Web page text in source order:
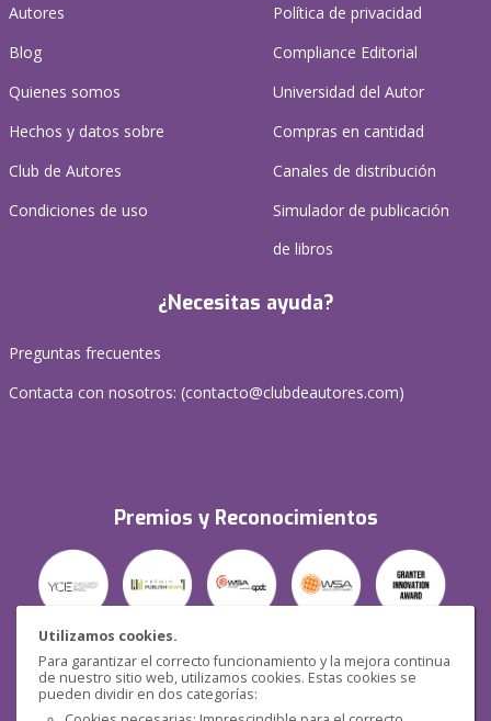
Utilizamos cookies.
Para garantizar el correcto funcionamiento y la mejora continua
de nuestro sitio web, utilizamos cookies. Estas cookies se
pueden dividir en dos categorías:
Autores
Blog
Quienes somos
Hechos y datos sobre
Club de Autores
Condiciones de uso
Política de privacidad
Compliance Editorial
Universidad del Autor
Compras en cantidad
Canales de distribución
Simulador de publicación
de libros
¿Necesitas ayuda?
Preguntas frecuentes
Contacta con nosotros: (contacto@clubdeautores.com)
Premios y Reconocimientos
Seguridad